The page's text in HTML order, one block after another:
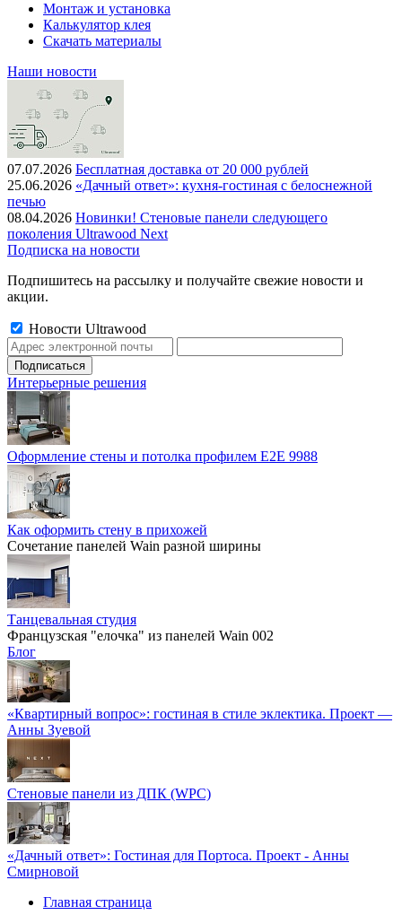
Монтаж и установка
Калькулятор клея
Скачать материалы
Наши новости
07.07.2026 Бесплатная доставка от 20 000 рублей
25.06.2026 «Дачный ответ»: кухня-гостиная с белоснежной
печью
08.04.2026 Новинки! Стеновые панели следующего
поколения Ultrawood Next
Подписка на новости
Подпишитесь на рассылку и получайте свежие новости и
акции.
Новости Ultrawood
Интерьерные решения
Оформление стены и потолка профилем E2E 9988
Как оформить стену в прихожей
Сочетание панелей Wain разной ширины
Танцевальная студия
Французская "елочка" из панелей Wain 002
Блог
«Квартирный вопрос»: гостиная в стиле эклектика. Проект —
Анны Зуевой
Стеновые панели из ДПК (WPC)
«Дачный ответ»: Гостиная для Портоса. Проект - Анны
Смирновой
Главная страница